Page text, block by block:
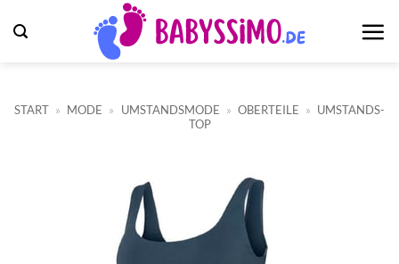
Inhalt
START » MODE » UMSTANDSMODE » OBERTEILE » UMSTANDS-
TOP